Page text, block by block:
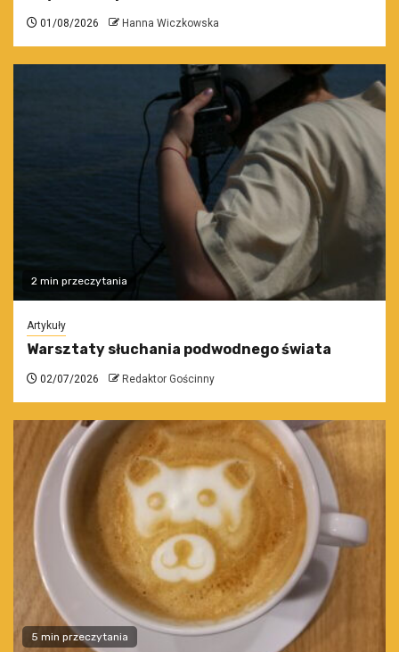
01/08/2026 Hanna Wiczkowska
2 min przeczytania
Artykuły
Warsztaty słuchania podwodnego świata
02/07/2026 Redaktor Gościnny
5 min przeczytania